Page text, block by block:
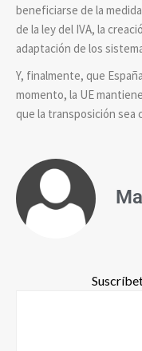
beneficiarse de la
de la ley del IVA, la
adaptación de los
Y, finalmente, que
momento, la UE
que la transposición sea